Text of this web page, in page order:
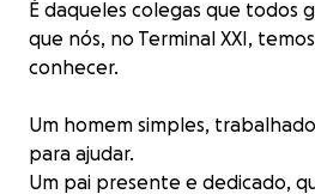
É daqueles colegas que todos
que nós, no Terminal XXI,
conhecer.
Um homem simples,
para ajudar.
Um pai presente e dedicado,